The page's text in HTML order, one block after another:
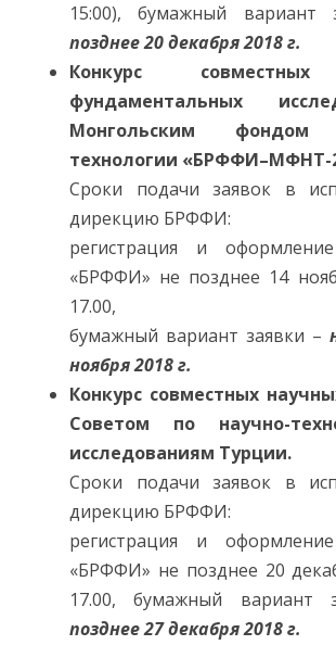
15:00), бумажный вариант
позднее 20 декабря 2018 г.
Конкурс совместных
фундаментальных
Монгольским
технологии «БРФФИ–МФНТ-
Сроки подачи заявок в
дирекцию БРФФИ:
регистрация и
«БРФФИ» не позднее 14
17.00,
бумажный вариант заявки –
ноября 2018 г.
Конкурс совместных
Советом по научно-
исследованиям Турции.
Сроки подачи заявок в
дирекцию БРФФИ:
регистрация и
«БРФФИ» не позднее 20
17.00, бумажный вариант
позднее 27 декабря 2018 г.